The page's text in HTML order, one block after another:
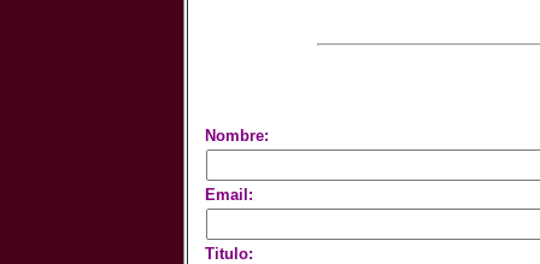
Nombre:
Email:
Titulo: